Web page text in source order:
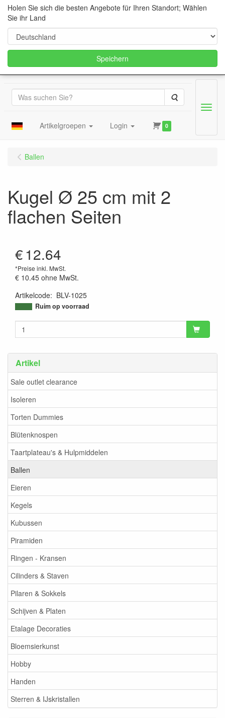
Suche
Artikelgroepen Login 0
Menu
Artikel
Sale outlet clearance
Isoleren
Torten Dummies
Blütenknospen
Taartplateau's & Hulpmiddelen
Ballen
Eieren
Kegels
Kubussen
Piramiden
Ringen - Kransen
Cilinders & Staven
Pilaren & Sokkels
Schijven & Platen
Etalage Decoraties
Bloemsierkunst
Hobby
Handen
Sterren & IJskristallen
Ballen
Kugel Ø 25 cm mit 2
flachen Seiten
€12.64
*Preise inkl. MwSt.
€ 10.45 ohne MwSt.
Artikelcode: BLV-1025
9506221169294
Ruim op voorraad
Holen Sie sich die besten Angebote für Ihren Standort; Wählen
Sie ihr Land
Speichern